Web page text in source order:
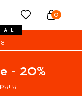
0
- 20%